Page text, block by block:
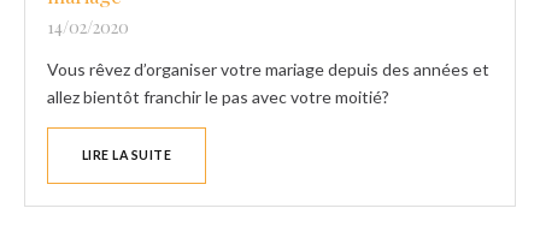
14/02/2020
Vous rêvez d’organiser votre mariage depuis des années et
allez bientôt franchir le pas avec votre moitié?
LIRE LA SUITE